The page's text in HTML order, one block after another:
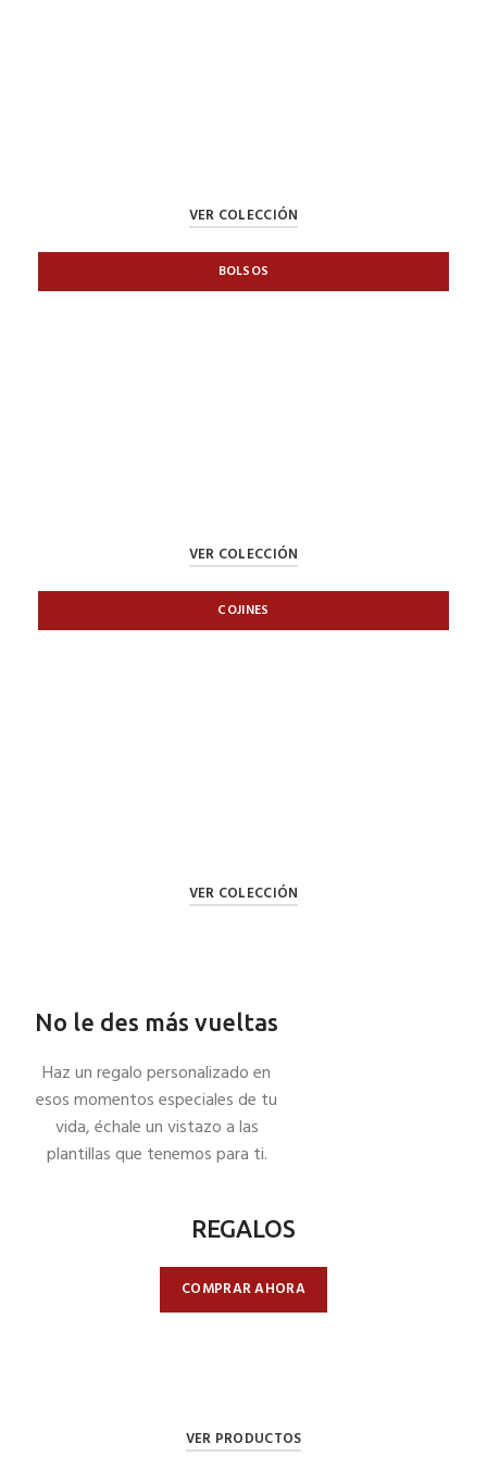
VER COLECCIÓN
BOLSOS
VER COLECCIÓN
COJINES
VER COLECCIÓN
No le des más vueltas
Haz un regalo personalizado en
esos momentos especiales de tu
vida, échale un vistazo a las
plantillas que tenemos para ti.
REGALOS
COMPRAR AHORA
VER PRODUCTOS